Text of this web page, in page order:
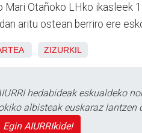
Mari Otañoko LHko ikasleek
aritu ostean berriro ere
ZIZURKIL
hedabideak eskualdeko
albisteak euskaraz
Egin AIURRIkide!